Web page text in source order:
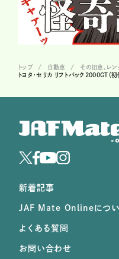
トップ 自動車
その旧車、レ
トヨタ・セリカ リフトバック2000GT（
新着記事
JAF Mate Onlineにつ
よくある質問
お問い合わせ